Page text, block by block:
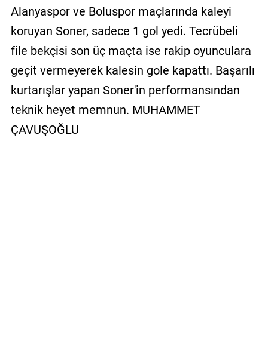
BİZE
ULAŞIN
Künye
İletişim
Gizlilik
Sözleşmesi
Kullanıcı
Alanyaspor ve Boluspor maçlarında kaleyi
koruyan Soner, sadece 1 gol yedi. Tecrübeli
file bekçisi son üç maçta ise rakip oyunculara
geçit vermeyerek kalesin gole kapattı. Başarılı
kurtarışlar yapan Soner'in performansından
teknik heyet memnun. MUHAMMET
ÇAVUŞOĞLU